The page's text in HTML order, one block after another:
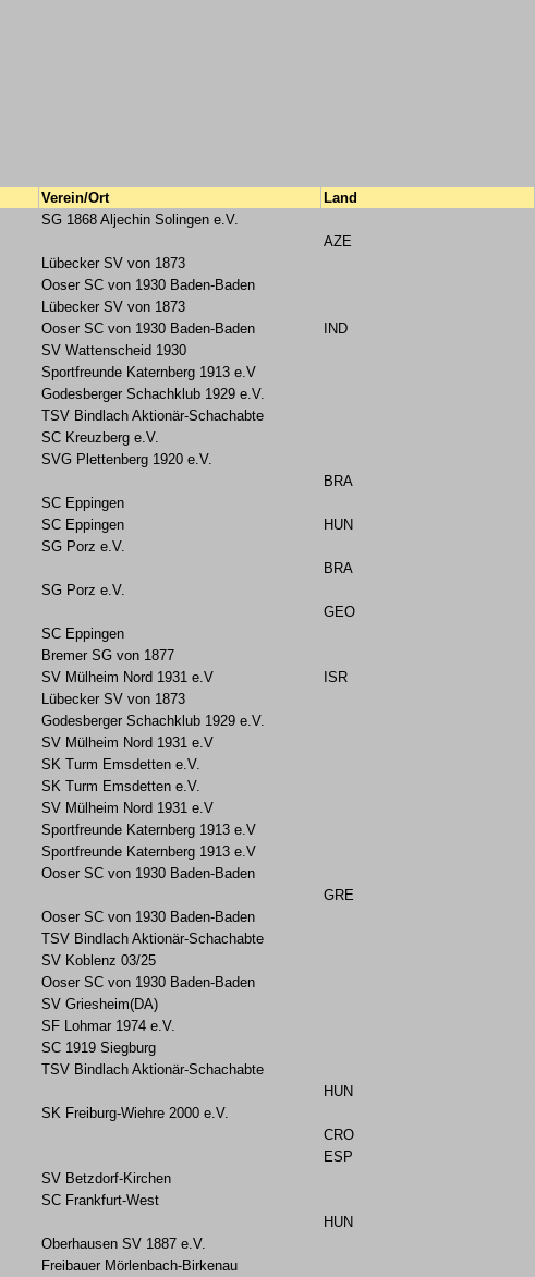
Verein/Ort
Land
SG 1868 Aljechin Solingen e.V.
AZE
Lübecker SV von 1873
Ooser SC von 1930 Baden-Baden
Lübecker SV von 1873
Ooser SC von 1930 Baden-Baden
IND
SV Wattenscheid 1930
Sportfreunde Katernberg 1913 e.V
Godesberger Schachklub 1929 e.V.
TSV Bindlach Aktionär-Schachabte
SC Kreuzberg e.V.
SVG Plettenberg 1920 e.V.
BRA
SC Eppingen
SC Eppingen
HUN
SG Porz e.V.
BRA
SG Porz e.V.
GEO
SC Eppingen
Bremer SG von 1877
SV Mülheim Nord 1931 e.V
ISR
Lübecker SV von 1873
Godesberger Schachklub 1929 e.V.
SV Mülheim Nord 1931 e.V
SK Turm Emsdetten e.V.
SK Turm Emsdetten e.V.
SV Mülheim Nord 1931 e.V
Sportfreunde Katernberg 1913 e.V
Sportfreunde Katernberg 1913 e.V
Ooser SC von 1930 Baden-Baden
GRE
Ooser SC von 1930 Baden-Baden
TSV Bindlach Aktionär-Schachabte
SV Koblenz 03/25
Ooser SC von 1930 Baden-Baden
SV Griesheim(DA)
SF Lohmar 1974 e.V.
SC 1919 Siegburg
TSV Bindlach Aktionär-Schachabte
HUN
SK Freiburg-Wiehre 2000 e.V.
CRO
ESP
SV Betzdorf-Kirchen
SC Frankfurt-West
HUN
Oberhausen SV 1887 e.V.
Freibauer Mörlenbach-Birkenau